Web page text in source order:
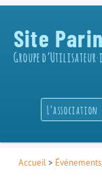
Site
Groupe
L’association
Accueil > Événements